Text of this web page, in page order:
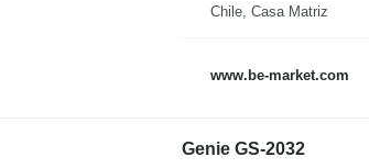
Chile, Casa Matriz
www.be-market.com
Genie GS-2032